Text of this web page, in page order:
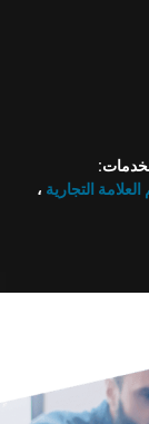
التجارية ،